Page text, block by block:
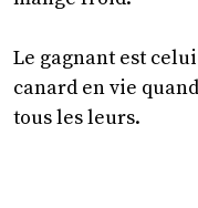
Le gagnant est
canard en vie
tous les leurs.